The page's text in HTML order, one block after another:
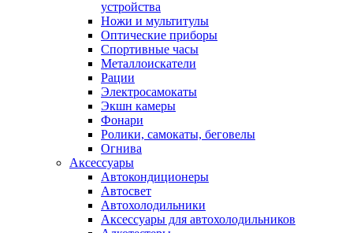
устройства
Ножи и мультитулы
Оптические приборы
Спортивные часы
Металлоискатели
Рации
Электросамокаты
Экшн камеры
Фонари
Ролики, самокаты, беговелы
Огнива
Аксессуары
Автокондиционеры
Aвтосвет
Автохолодильники
Аксессуары для автохолодильников